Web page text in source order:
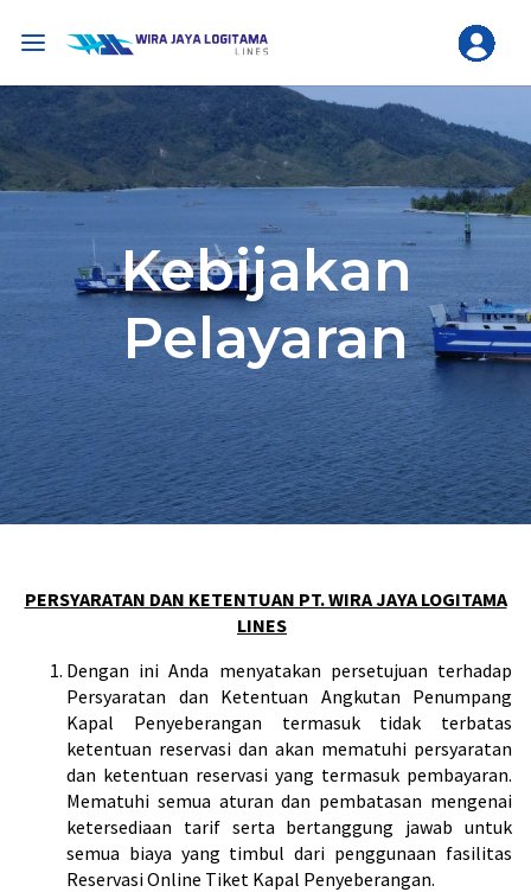
Kebijakan
Pelayaran
PERSYARATAN DAN KETENTUAN PT. WIRA JAYA LOGITAMA
LINES
Dengan ini Anda menyatakan persetujuan terhadap
Persyaratan dan Ketentuan Angkutan Penumpang
Kapal Penyeberangan termasuk tidak terbatas
ketentuan reservasi dan akan mematuhi persyaratan
dan ketentuan reservasi yang termasuk pembayaran.
Mematuhi semua aturan dan pembatasan mengenai
ketersediaan tarif serta bertanggung jawab untuk
semua biaya yang timbul dari penggunaan fasilitas
Reservasi Online Tiket Kapal Penyeberangan.